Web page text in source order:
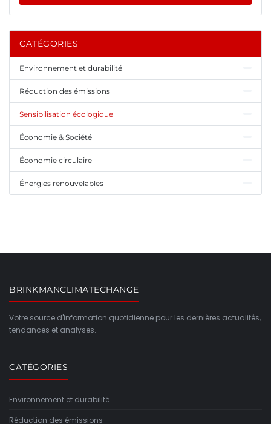
CATÉGORIES
Environnement et durabilité
Réduction des émissions
Sensibilisation écologique
Économie & Société
Économie circulaire
Énergies renouvelables
BRINKMANCLIMATECHANGE
Votre source d'information quotidienne pour les dernières actualités,
tendances et analyses.
CATÉGORIES
Environnement et durabilité
Réduction des émissions